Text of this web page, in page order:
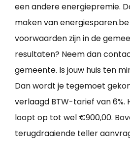
een andere energiepremie.
maken van
voorwaarden zijn in de
resultaten? Neem dan
gemeente. Is jouw huis ten
Dan wordt je tegemoet
verlaagd BTW-tarief van 6%.
loopt op tot wel €900,00.
terugdraaiende teller